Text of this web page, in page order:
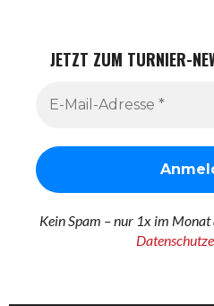
JETZT ZUM TURNIER-
Kein Spam – nur 1x im